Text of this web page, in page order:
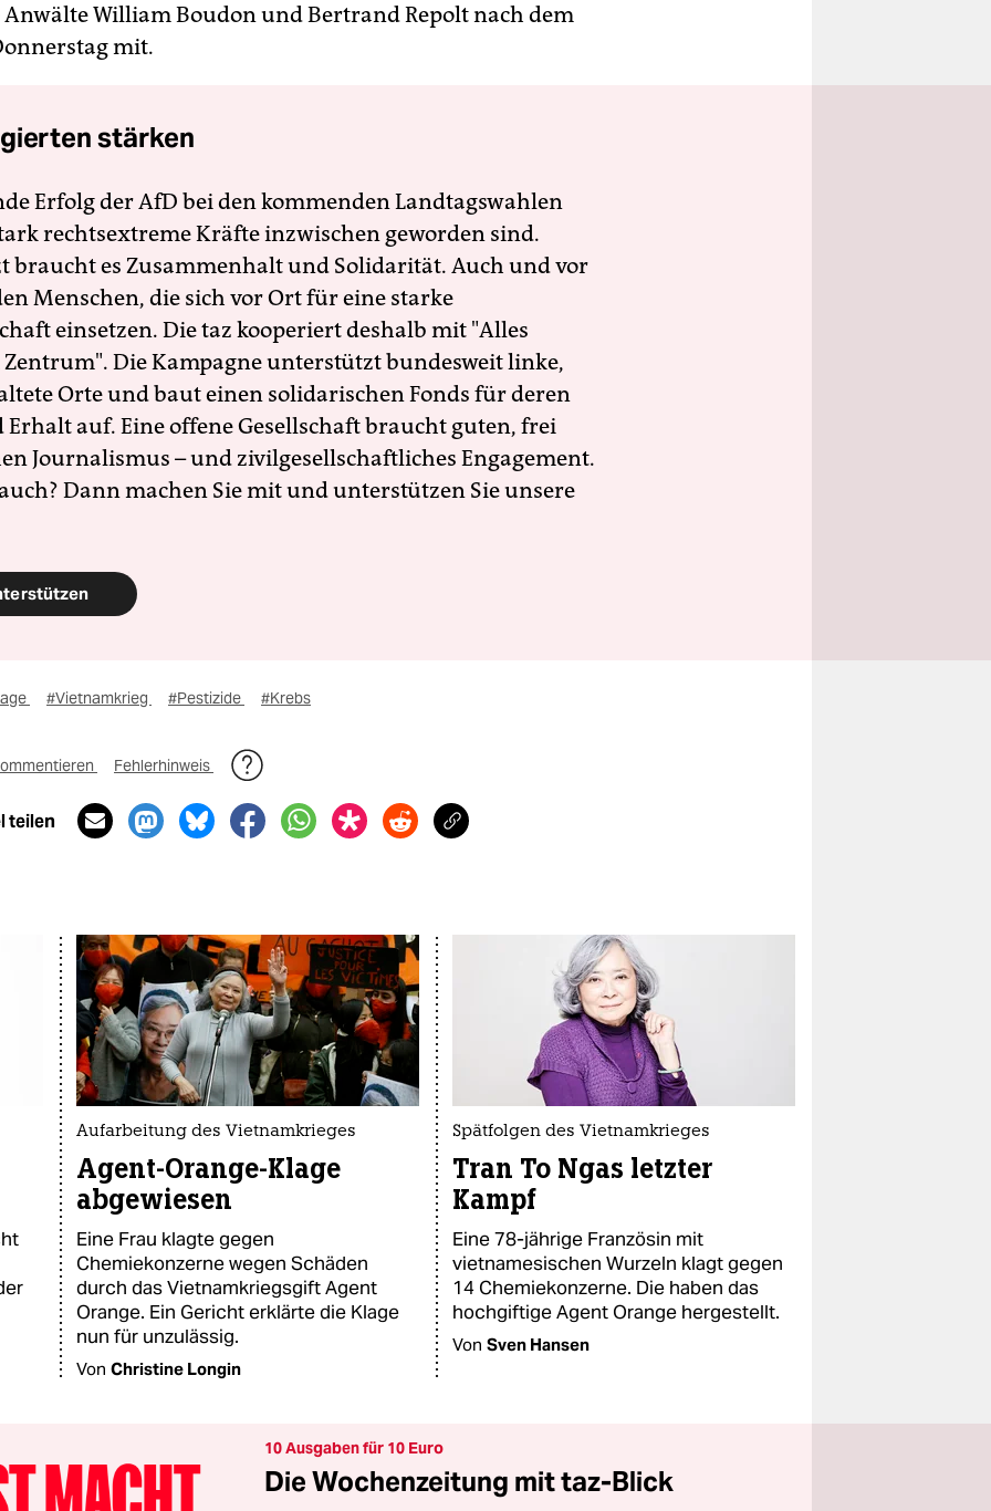
William Boudon und Bertrand Repolt nach dem
mit.
stärken
Erfolg der AfD bei den kommenden Landtagswahlen
rechtsextreme Kräfte inzwischen geworden sind.
braucht es Zusammenhalt und Solidarität. Auch und vor
Menschen, die sich vor Ort für eine starke
einsetzen. Die taz kooperiert deshalb mit "Alles
Die Kampagne unterstützt bundesweit linke,
Orte und baut einen solidarischen Fonds für deren
Erhalt auf. Eine offene Gesellschaft braucht guten, frei
Journalismus – und zivilgesellschaftliches Engagement.
Dann machen Sie mit und unterstützen Sie unsere
#Vietnamkrieg #Pestizide #Krebs
Fehlerhinweis
teilen
Aufarbeitung des Vietnamkrieges
Agent-Orange-Klage
abgewiesen
Eine Frau klagte gegen
Chemiekonzerne wegen Schäden
durch das Vietnamkriegsgift Agent
Orange. Ein Gericht erklärte die Klage
nun für unzulässig.
Von Christine Longin
Spätfolgen des Vietnamkrieges
Tran To Ngas letzter
Kampf
Eine 78-jährige Französin mit
vietnamesischen Wurzeln klagt gegen
14 Chemiekonzerne. Die haben das
hochgiftige Agent Orange hergestellt.
Von Sven Hansen
10 Ausgaben für 10 Euro
Die Wochenzeitung mit taz-Blick